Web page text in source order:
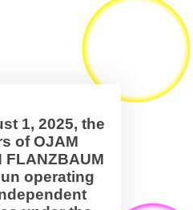
1, 2025, the
of OJAM
FLANZBAUM
operating